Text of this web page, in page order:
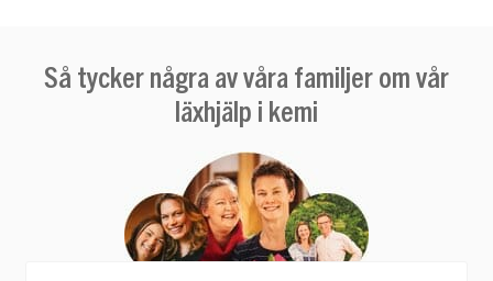
Så tycker några av våra familjer om vår
läxhjälp i kemi